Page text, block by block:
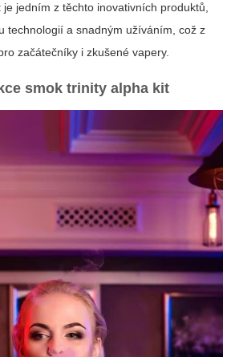
je jedním z těchto inovativních produktů,
technologií a snadným užíváním, což z
začátečníky i zkušené vapery.
smok trinity alpha kit